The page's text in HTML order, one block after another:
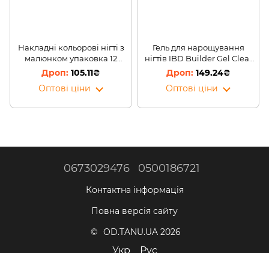
Накладні кольорові нігті з
малюнком упаковка 12
штук K·Nail
105.11₴
Оптові ціни
Гель для нарощування
нігтів IBD Builder Gel Clear
56 гр прозорий (В)
149.24₴
Оптові ціни
0673029476 0500186721
Контактна інформація
Повна версія сайту
© OD.TANU.UA 2026
Укр Рус